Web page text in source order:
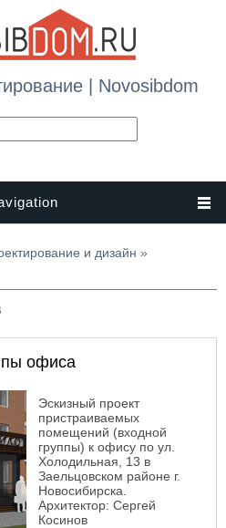
| Novosibdom
и дизайн »
офиса
Эскизный проект
пристраиваемых
помещений (входной
группы) к офису по ул.
Холодильная, 13 в
Заельцовском районе г.
Новосибирска.
Архитектор: Сергей
Косинов